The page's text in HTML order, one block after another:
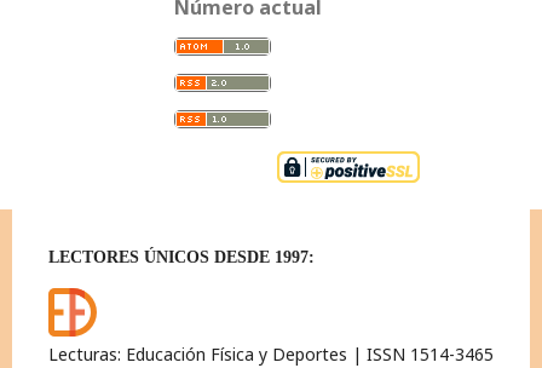
Número actual
LECTORES ÚNICOS DESDE 1997:
Lecturas: Educación Física y Deportes | ISSN 1514-3465